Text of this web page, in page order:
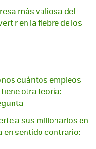
más valiosa del
en la fiebre de los
cuántos empleos
otra teoría:
a sus millonarios en
en sentido contrario: